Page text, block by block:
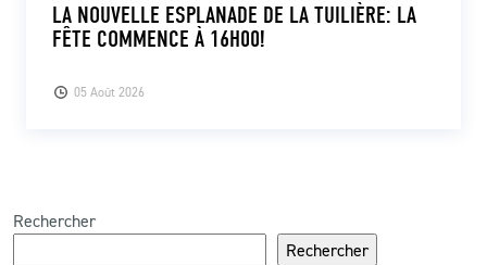
05 Août 2026
LA NOUVELLE ESPLANADE DE LA TUILIÈRE: LA
FÊTE COMMENCE À 16H00!
Rechercher
Rechercher